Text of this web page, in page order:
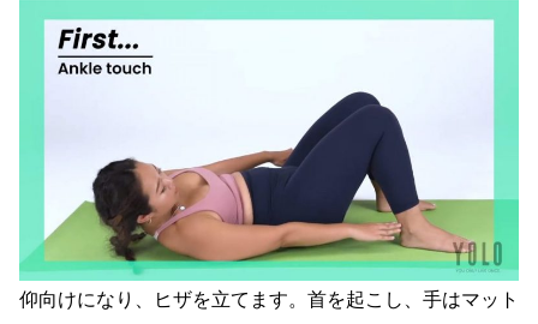
仰向けになり、ヒザを立てます。首を起こし、手はマット